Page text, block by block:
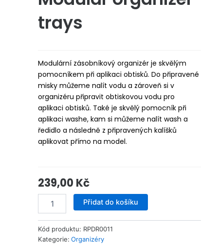
trays
Modulární zásobníkový organizér je skvělým
pomocníkem při aplikaci obtisků. Do připravené
misky můžeme nalít vodu a zároveň si v
organizéru připravit obtiskovou vodu pro
aplikaci obtisků. Také je skvělý pomocník při
aplikaci washe, kam si můžeme nalít wash a
ředidlo a následně z připravených kalíšků
aplikovat přímo na model.
239,00 Kč
organizer
množství
Přidat do košíku
Kód produktu: RPDR0011
Kategorie: Organizéry